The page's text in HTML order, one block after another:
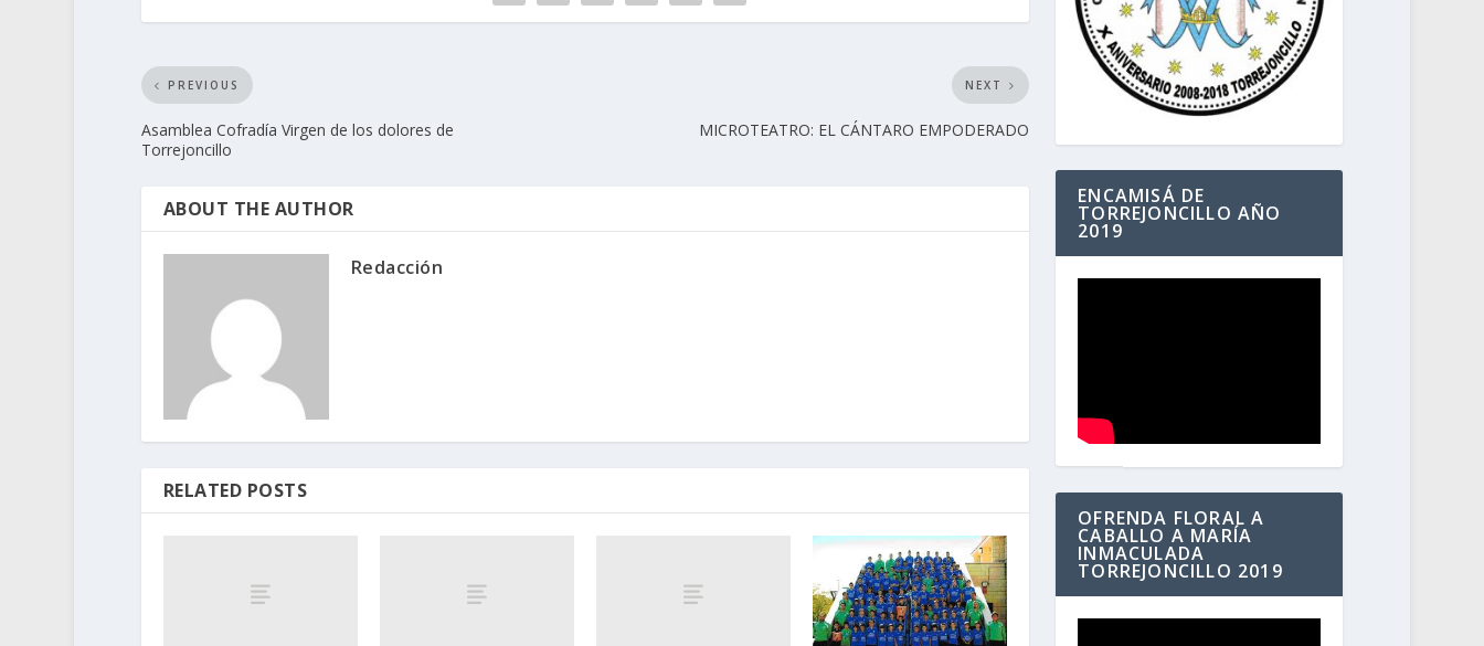
PREVIOUS
Asamblea Cofradía Virgen de los dolores de
Torrejoncillo
NEXT
MICROTEATRO: EL CÁNTARO EMPODERADO
ABOUT THE AUTHOR
Redacción
RELATED POSTS
ENCAMISÁ DE
TORREJONCILLO AÑO
2019
OFRENDA FLORAL A
CABALLO A MARÍA
INMACULADA
TORREJONCILLO 2019